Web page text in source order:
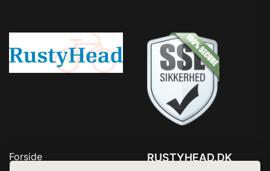
Forside
RUSTYHEAD.DK